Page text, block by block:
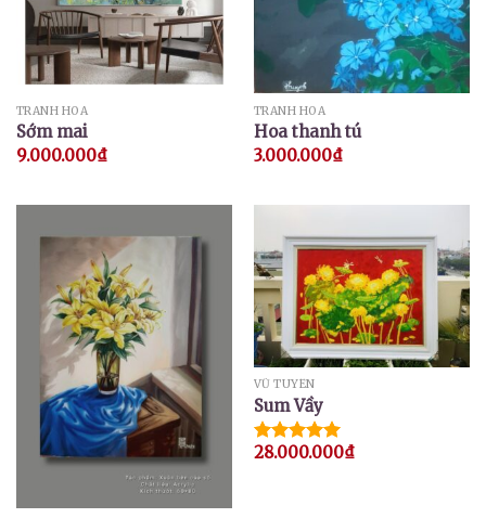
TRANH HOA
Sớm mai
9.000.000₫
TRANH HOA
Hoa thanh tú
3.000.000₫
VŨ TUYÊN
Sum Vầy
Được xếp
28.000.000₫